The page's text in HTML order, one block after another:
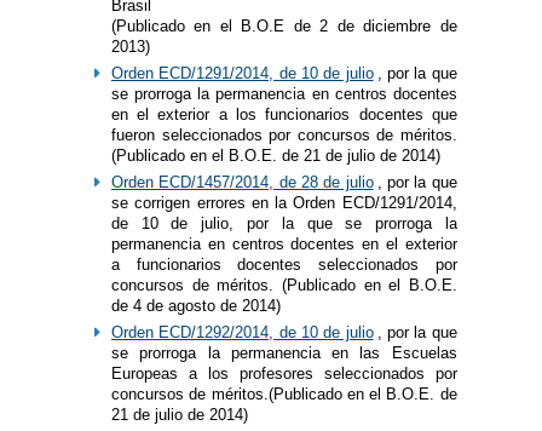
Brasil
(Publicado en el B.O.E de 2 de diciembre de
2013)
Orden ECD/1291/2014, de 10 de julio , por la que
se prorroga la permanencia en centros docentes
en el exterior a los funcionarios docentes que
fueron seleccionados por concursos de méritos.
(Publicado en el B.O.E. de 21 de julio de 2014)
Orden ECD/1457/2014, de 28 de julio , por la que
se corrigen errores en la Orden ECD/1291/2014,
de 10 de julio, por la que se prorroga la
permanencia en centros docentes en el exterior
a funcionarios docentes seleccionados por
concursos de méritos. (Publicado en el B.O.E.
de 4 de agosto de 2014)
Orden ECD/1292/2014, de 10 de julio , por la que
se prorroga la permanencia en las Escuelas
Europeas a los profesores seleccionados por
concursos de méritos.(Publicado en el B.O.E. de
21 de julio de 2014)